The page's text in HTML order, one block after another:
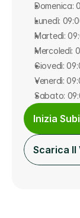
Domenica:
Lunedì:
Martedì:
Mercoledì:
Giovedì:
Venerdì:
Sabato:
Inizia
Scarica Il